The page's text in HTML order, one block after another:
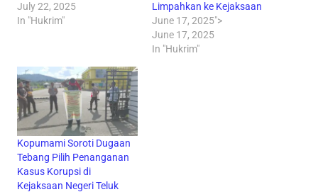
July 22, 2025
In "Hukrim"
Limpahkan ke Kejaksaan
June 17, 2025">
June 17, 2025
In "Hukrim"
Kopumami Soroti Dugaan
Tebang Pilih Penanganan
Kasus Korupsi di
Kejaksaan Negeri Teluk